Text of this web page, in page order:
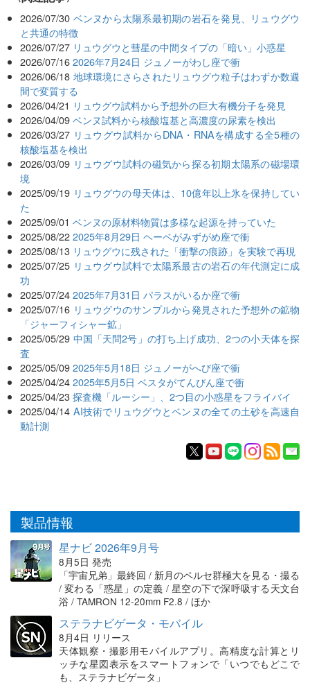
2026/07/30 ベンヌから太陽系最初期の岩石を発見、リュウグウ
と共通の特徴
2026/07/27 リュウグウと彗星の中間タイプの「暗い」小惑星
2026/07/16 2026年7月24日 ジュノーがわし座で衝
2026/06/18 地球環境にさらされたリュウグウ粒子はわずか数週
間で変質する
2026/04/21 リュウグウ試料から予想外の巨大有機分子を発見
2026/04/09 ベンヌ試料から核酸塩基と高濃度の尿素を検出
2026/03/27 リュウグウ試料からDNA・RNAを構成する全5種の
核酸塩基を検出
2026/03/09 リュウグウ試料の磁気から探る初期太陽系の磁場環
境
2025/09/19 リュウグウの母天体は、10億年以上氷を保持してい
た
2025/09/01 ベンヌの原材料物質は多様な起源を持っていた
2025/08/22 2025年8月29日 ヘーベがみずがめ座で衝
2025/08/13 リュウグウに残された「衝撃の痕跡」を実験で再現
2025/07/25 リュウグウ試料で太陽系最古の岩石の年代測定に成
功
2025/07/24 2025年7月31日 パラスがいるか座で衝
2025/07/16 リュウグウのサンプルから発見された予想外の鉱物
「ジャーフィシャー鉱」
2025/05/29 中国「天問2号」の打ち上げ成功、2つの小天体を探
査
2025/05/09 2025年5月18日 ジュノーがへび座で衝
2025/04/24 2025年5月5日 ベスタがてんびん座で衝
2025/04/23 探査機「ルーシー」、2つ目の小惑星をフライバイ
2025/04/14 AI技術でリュウグウとベンヌの全ての土砂を高速自
動計測
製品情報
星ナビ 2026年9月号
8月5日 発売
「宇宙兄弟」最終回 / 新月のペルセ群極大を見る・撮る
/ 変わる「惑星」の定義 / 星空の下で深呼吸する天文台
浴 / TAMRON 12-20mm F2.8 / ほか
ステラナビゲータ・モバイル
8月4日 リリース
天体観察・撮影用モバイルアプリ。高精度な計算とリ
ッチな星図表示をスマートフォンで「いつでもどこで
も、ステラナビゲータ」